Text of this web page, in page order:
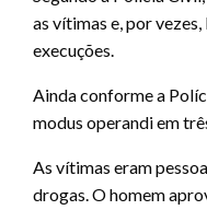
as vítimas e, por
execuções.
Ainda conforme a
modus operandi em
As vítimas eram
drogas. O homem